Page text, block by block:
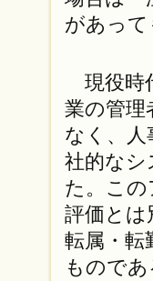
があって
現役時
業の管理
なく、
社的なシ
た。こ
評価とは
転属・転
もので